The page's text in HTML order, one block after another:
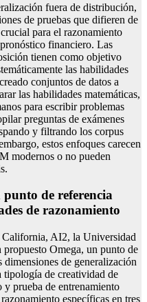
fuera de distribución,
de pruebas que difieren de
para el razonamiento
financiero. Las
tienen como objetivo
las habilidades
conjuntos de datos a
las habilidades matemáticas,
para escribir problemas
preguntas de exámenes
y filtrando los corpus
estos enfoques carecen
modernos o no pueden
de referencia
de razonamiento
AI2, la Universidad
Omega, un punto de
dimensiones de generalización
tipología de creatividad de
y prueba de entrenamiento
específicas en tres